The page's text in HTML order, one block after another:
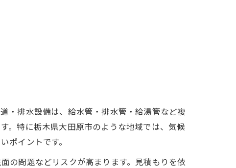
・排水設備は、給水管・排水管・給湯管など複
。特に栃木県大田原市のような地域では、気候
ポイントです。
の問題などリスクが高まります。見積もりを依